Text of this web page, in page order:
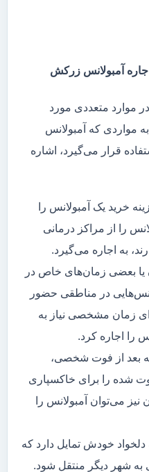
اجاره آمبولانس زرکش
موارد متعددی مورد
مواردی که آمبولانس
قرار می‌گیرد، اشاره
خرید یک آمبولانس را
را از مراکز درمانی
به اجاره می‌گیرد.
یا بعضی زمان‌های خاص در
در مناطقی حضور
زمان مشخصی نیاز به
را اجاره کرد.
بعد از فوت شخصی،
شده را برای خاکسپاری
می‌توان آمبولانس را
خودش تمایل دارد که
به شهر دیگر منتقل شود.